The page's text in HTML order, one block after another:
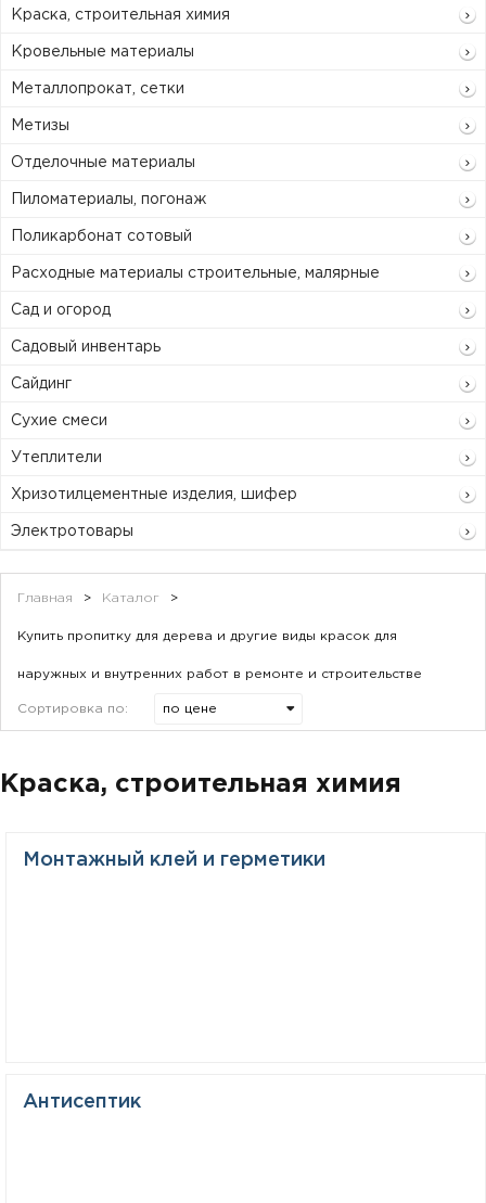
Краска, строительная химия
Кровельные материалы
Металлопрокат, сетки
Метизы
Отделочные материалы
Пиломатериалы, погонаж
Поликарбонат сотовый
Расходные материалы строительные, малярные
Сад и огород
Садовый инвентарь
Сайдинг
Сухие смеси
Утеплители
Хризотилцементные изделия, шифер
Электротовары
Главная > Каталог >
Купить пропитку для дерева и другие виды красок для
наружных и внутренних работ в ремонте и строительстве
Сортировка по:
Краска, строительная химия
Монтажный клей и герметики
Антисептик